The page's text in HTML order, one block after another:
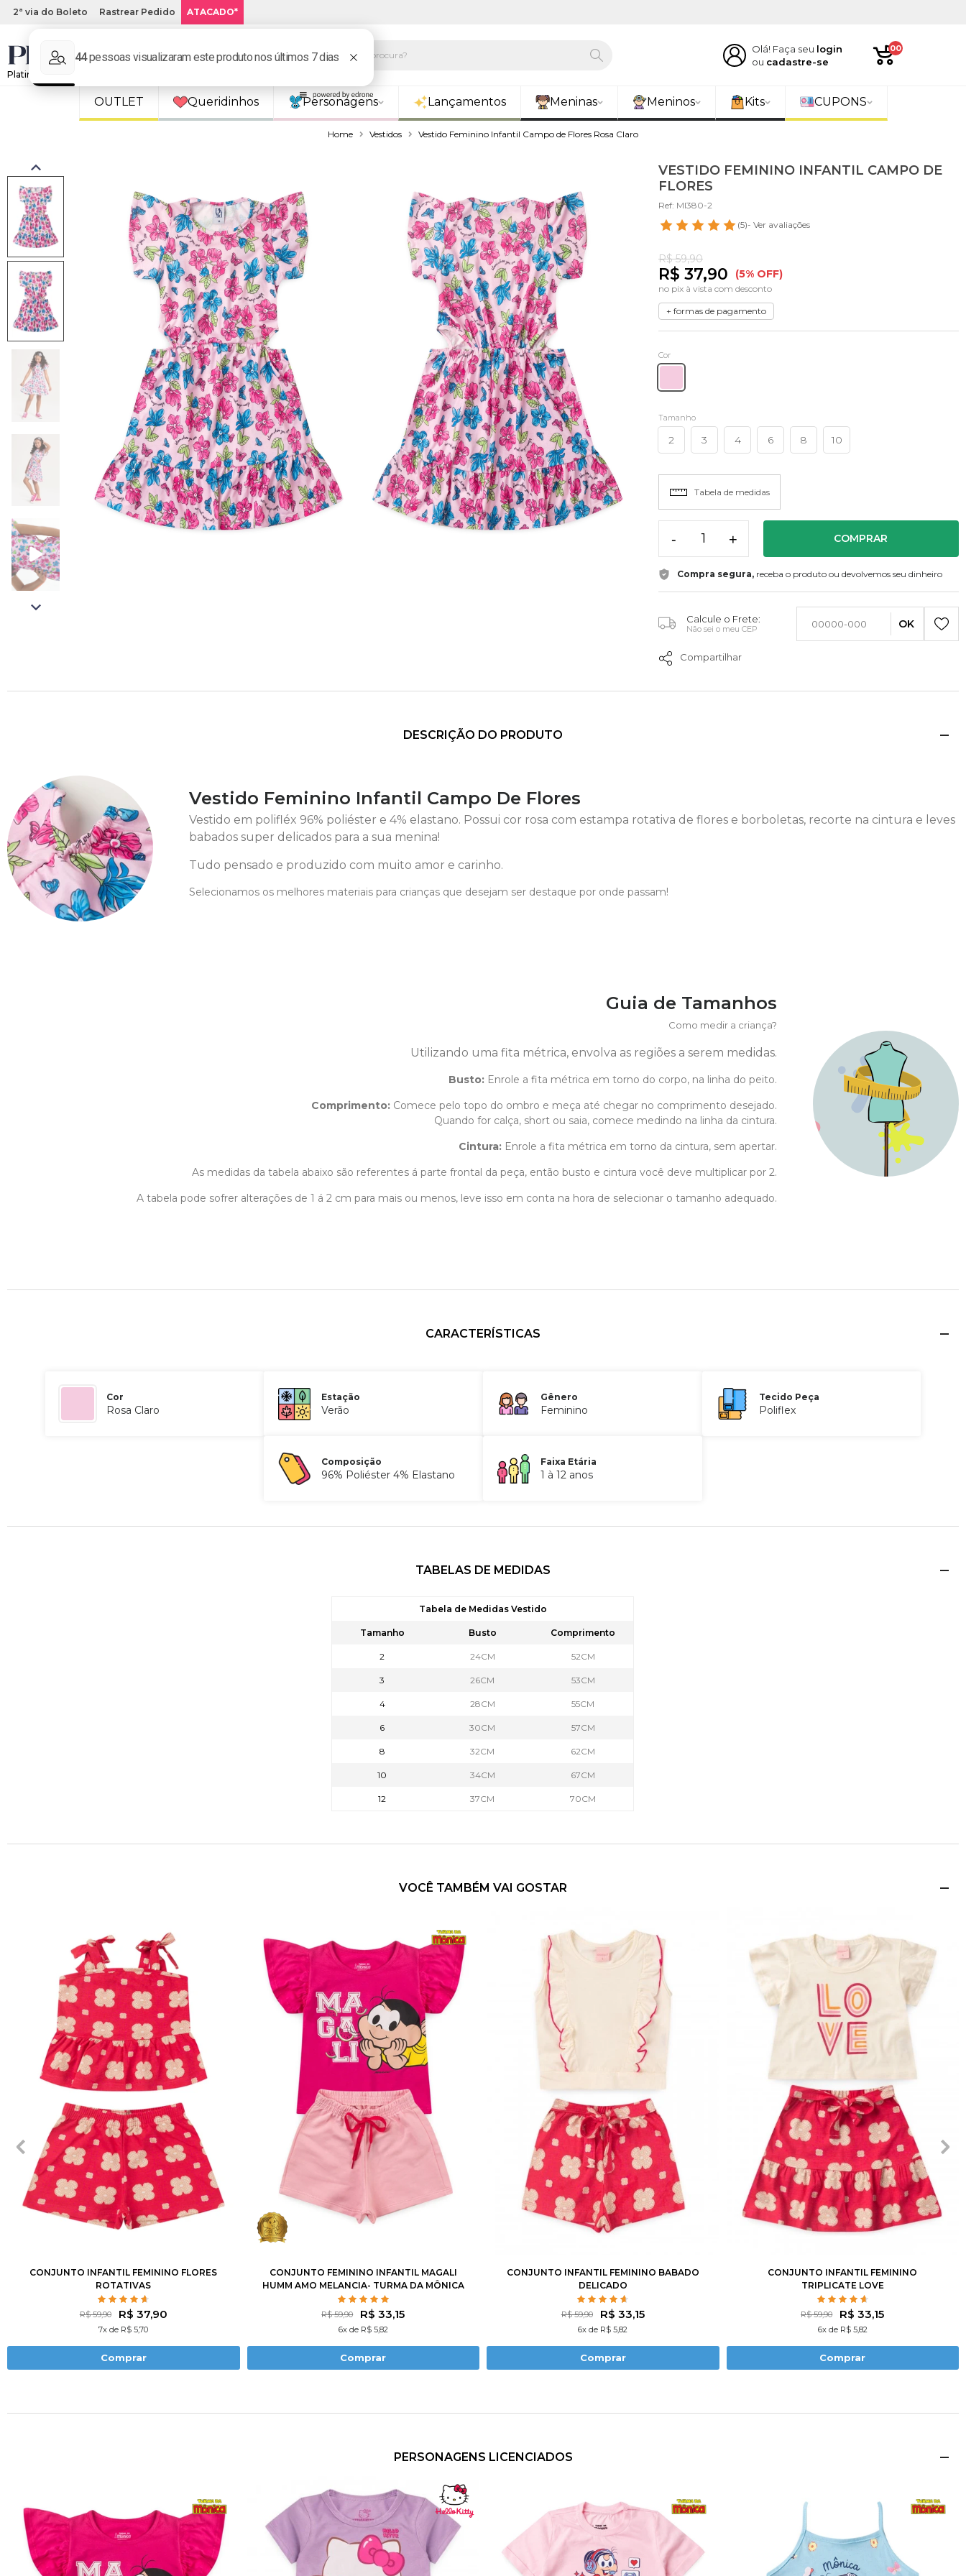
2ª via do Boleto Rastrear Pedido ATACADO*
Platinum Kids: Loja de roupa infantil online.
Olá! Faça seu login
ou cadastre-se
00
OUTLET Queridinhos Personagens Lançamentos Meninas Meninos Kits CUPONS
Home Vestidos Vestido Feminino Infantil Campo de Flores Rosa Claro
VESTIDO FEMININO INFANTIL CAMPO DE
FLORES
Ref: MI380-2
(5)- Ver avaliações
R$ 59,90
R$ 37,90 (5% OFF)
no pix à vista com desconto
+ formas de pagamento
Cor
Tamanho
2 3 4 6 8 10
Tabela de medidas
- + COMPRAR
Compra segura, receba o produto ou devolvemos seu dinheiro
Calcule o Frete:
Não sei o meu CEP OK
Compartilhar
DESCRIÇÃO DO PRODUTO
Vestido Feminino Infantil Campo De Flores
Vestido em polifléx 96% poliéster e 4% elastano. Possui cor rosa com estampa rotativa de flores e borboletas, recorte na cintura e leves
babados super delicados para a sua menina!
Tudo pensado e produzido com muito amor e carinho.
Selecionamos os melhores materiais para crianças que desejam ser destaque por onde passam!
Guia de Tamanhos
Como medir a criança?
Utilizando uma fita métrica, envolva as regiões a serem medidas.
Busto: Enrole a fita métrica em torno do corpo, na linha do peito.
Comprimento: Comece pelo topo do ombro e meça até chegar no comprimento desejado.
Quando for calça, short ou saia, comece medindo na linha da cintura.
Cintura: Enrole a fita métrica em torno da cintura, sem apertar.
As medidas da tabela abaixo são referentes á parte frontal da peça, então busto e cintura você deve multiplicar por 2.
A tabela pode sofrer alterações de 1 á 2 cm para mais ou menos, leve isso em conta na hora de selecionar o tamanho adequado.
CARACTERÍSTICAS
Cor
Rosa Claro
Estação
Verão
Gênero
Feminino
Tecido Peça
Poliflex
Composição
96% Poliéster 4% Elastano
Faixa Etária
1 à 12 anos
TABELAS DE MEDIDAS
Tabela de Medidas Vestido
Tamanho Busto Comprimento
2 24CM 52CM
3 26CM 53CM
4 28CM 55CM
6 30CM 57CM
8 32CM 62CM
10 34CM 67CM
12 37CM 70CM
VOCÊ TAMBÉM VAI GOSTAR
CONJUNTO INFANTIL FEMININO FLORES
ROTATIVAS
R$ 59,90 R$ 37,90
7x de R$ 5,70
Comprar
1
CONJUNTO FEMININO INFANTIL MAGALI
HUMM AMO MELANCIA- TURMA DA MÔNICA
R$ 59,90 R$ 33,15
6x de R$ 5,82
Comprar
CONJUNTO INFANTIL FEMININO BABADO
DELICADO
R$ 59,90 R$ 33,15
6x de R$ 5,82
Comprar
CONJUNTO INFANTIL FEMININO
TRIPLICATE LOVE
R$ 59,90 R$ 33,15
6x de R$ 5,82
Comprar
PERSONAGENS LICENCIADOS